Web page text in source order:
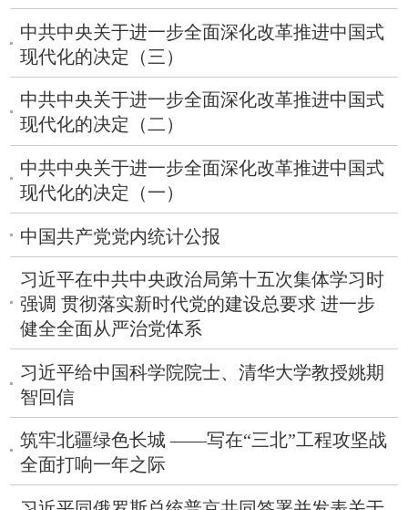
中共中央关于进一步全面深化改革推进中国式
现代化的决定（三）
中共中央关于进一步全面深化改革推进中国式
现代化的决定（二）
中共中央关于进一步全面深化改革推进中国式
现代化的决定（一）
中国共产党党内统计公报
习近平在中共中央政治局第十五次集体学习时
强调 贯彻落实新时代党的建设总要求 进一步
健全全面从严治党体系
习近平给中国科学院院士、清华大学教授姚期
智回信
筑牢北疆绿色长城 ——写在“三北”工程攻坚战
全面打响一年之际